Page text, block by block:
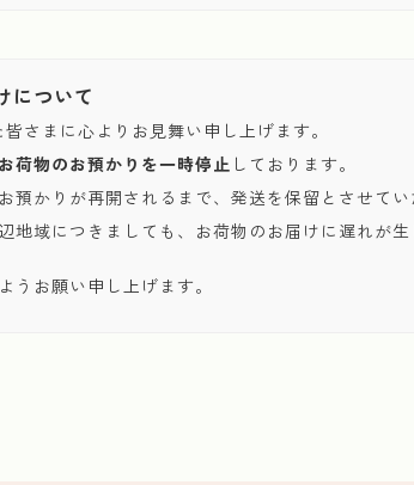
について
さまに心よりお見舞い申し上げます。
荷物のお預かりを一時停止 しております。
かりが再開されるまで、発送を保留とさせてい
地域につきましても、お荷物のお届けに遅れが
お願い申し上げます。